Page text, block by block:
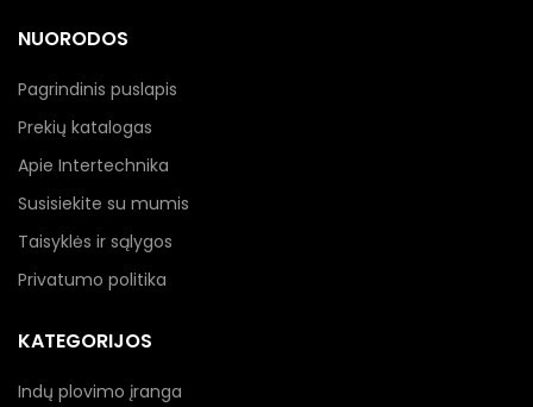
NUORODOS
Pagrindinis puslapis
Prekių katalogas
Apie Intertechnika
Susisiekite su mumis
Taisyklės ir sąlygos
Privatumo politika
KATEGORIJOS
Indų plovimo įranga